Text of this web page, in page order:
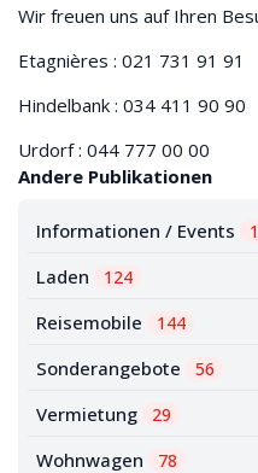
Wir freuen uns auf Ihren
Etagnières : 021 731 91 91
Hindelbank : 034 411 90 90
Urdorf : 044 777 00 00
Andere Publikationen
Informationen / Events
Laden 124
Reisemobile 144
Sonderangebote 56
Vermietung 29
Wohnwagen 78